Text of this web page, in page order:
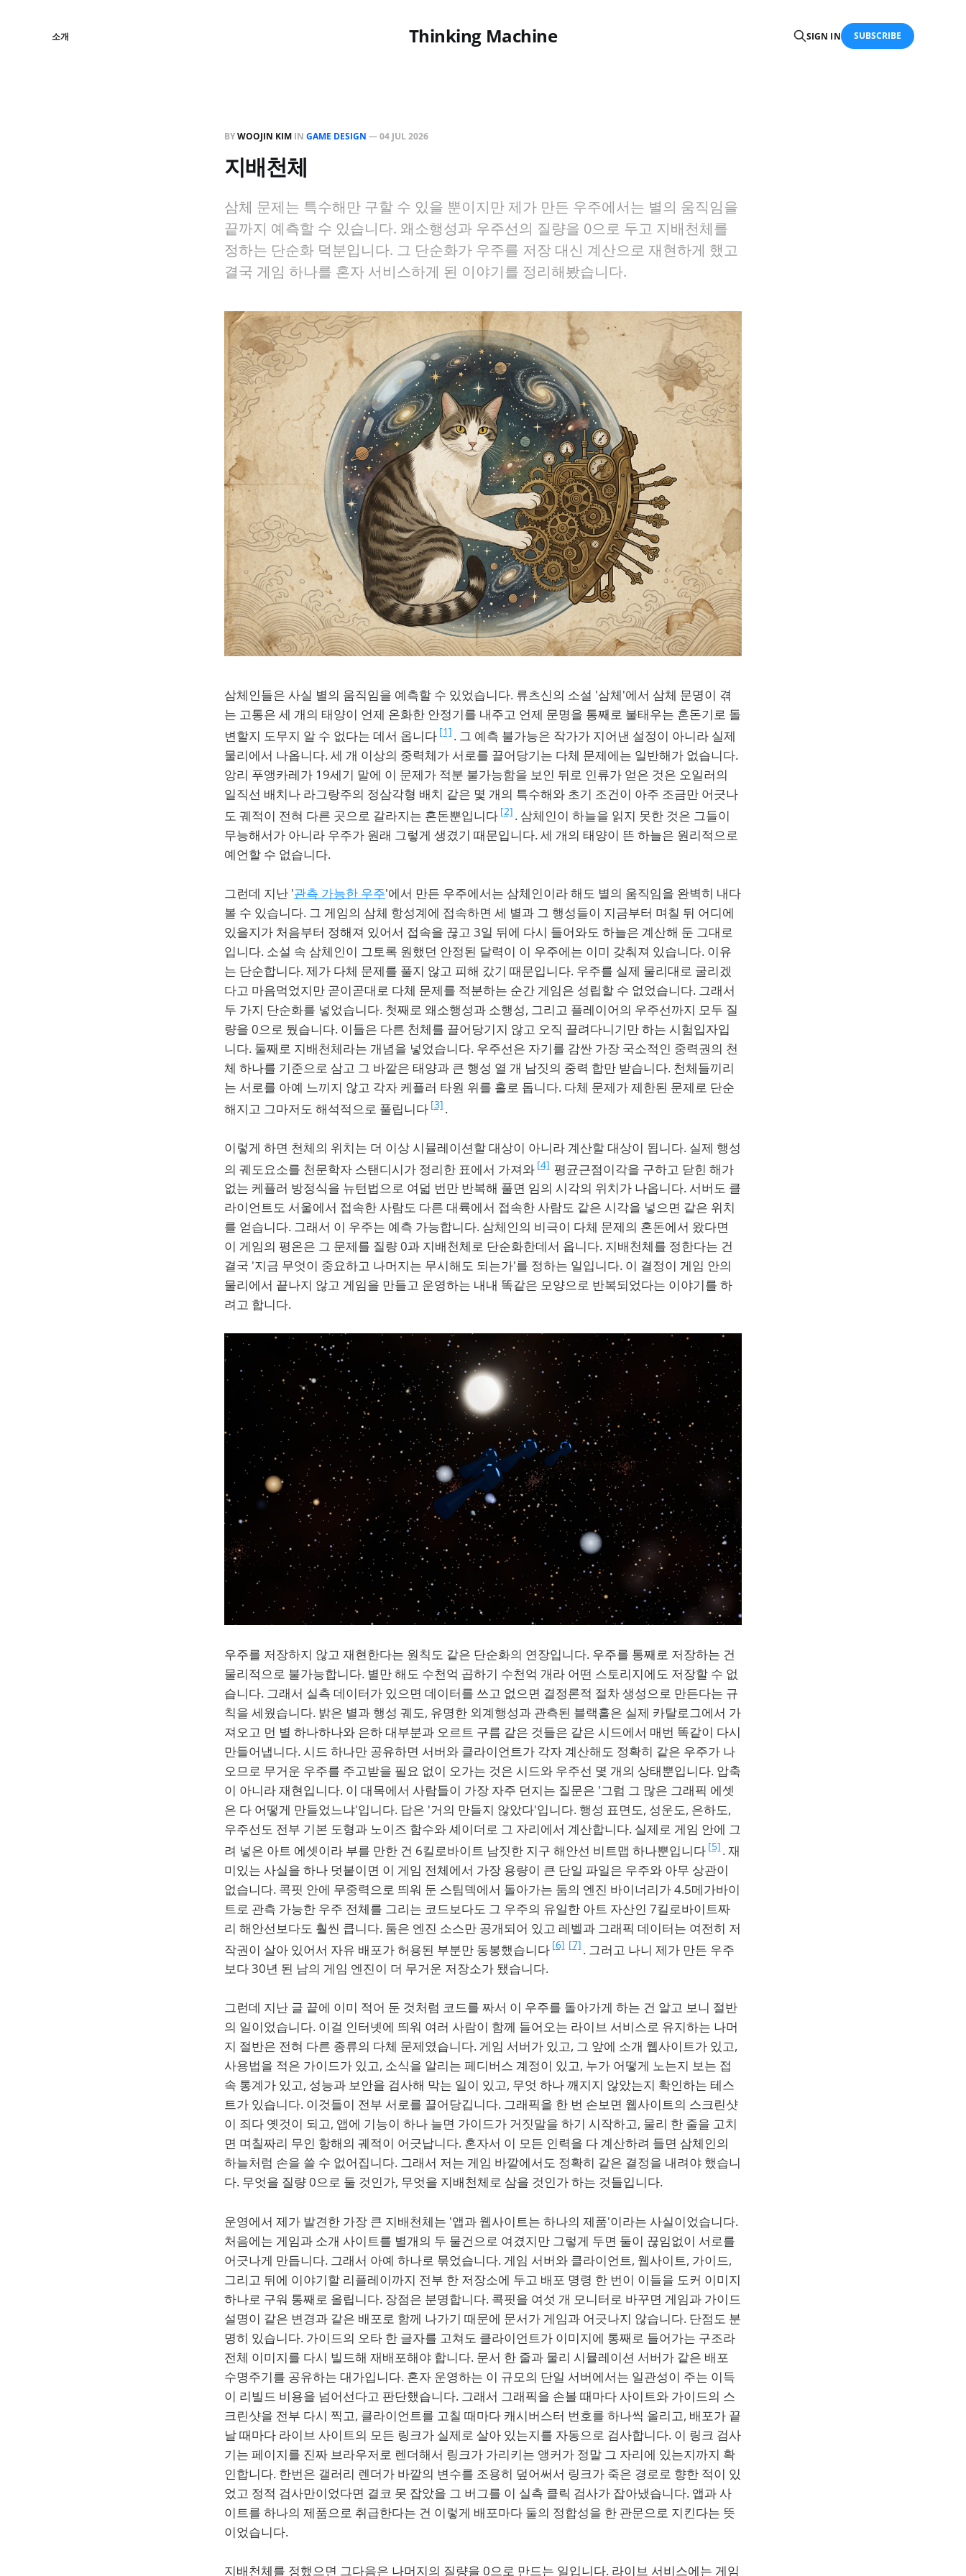
Thinking Machine
소개 SIGN IN SUBSCRIBE
BYWOOJIN KIM IN GAME DESIGN —04 JUL 2026
지배천체
삼체 문제는 특수해만 구할 수 있을 뿐이지만 제가 만든 우주에서는 별의 움직임을
끝까지 예측할 수 있습니다. 왜소행성과 우주선의 질량을 0으로 두고 지배천체를
정하는 단순화 덕분입니다. 그 단순화가 우주를 저장 대신 계산으로 재현하게 했고
결국 게임 하나를 혼자 서비스하게 된 이야기를 정리해봤습니다.
삼체인들은 사실 별의 움직임을 예측할 수 있었습니다. 류츠신의 소설 '삼체'에서 삼체 문명이 겪
는 고통은 세 개의 태양이 언제 온화한 안정기를 내주고 언제 문명을 통째로 불태우는 혼돈기로 돌
변할지 도무지 알 수 없다는 데서 옵니다 [1] . 그 예측 불가능은 작가가 지어낸 설정이 아니라 실제
물리에서 나옵니다. 세 개 이상의 중력체가 서로를 끌어당기는 다체 문제에는 일반해가 없습니다.
앙리 푸앵카레가 19세기 말에 이 문제가 적분 불가능함을 보인 뒤로 인류가 얻은 것은 오일러의
일직선 배치나 라그랑주의 정삼각형 배치 같은 몇 개의 특수해와 초기 조건이 아주 조금만 어긋나
도 궤적이 전혀 다른 곳으로 갈라지는 혼돈뿐입니다 [2] . 삼체인이 하늘을 읽지 못한 것은 그들이
무능해서가 아니라 우주가 원래 그렇게 생겼기 때문입니다. 세 개의 태양이 뜬 하늘은 원리적으로
예언할 수 없습니다.
그런데 지난 '관측 가능한 우주'에서 만든 우주에서는 삼체인이라 해도 별의 움직임을 완벽히 내다
볼 수 있습니다. 그 게임의 삼체 항성계에 접속하면 세 별과 그 행성들이 지금부터 며칠 뒤 어디에
있을지가 처음부터 정해져 있어서 접속을 끊고 3일 뒤에 다시 들어와도 하늘은 계산해 둔 그대로
입니다. 소설 속 삼체인이 그토록 원했던 안정된 달력이 이 우주에는 이미 갖춰져 있습니다. 이유
는 단순합니다. 제가 다체 문제를 풀지 않고 피해 갔기 때문입니다. 우주를 실제 물리대로 굴리겠
다고 마음먹었지만 곧이곧대로 다체 문제를 적분하는 순간 게임은 성립할 수 없었습니다. 그래서
두 가지 단순화를 넣었습니다. 첫째로 왜소행성과 소행성, 그리고 플레이어의 우주선까지 모두 질
량을 0으로 뒀습니다. 이들은 다른 천체를 끌어당기지 않고 오직 끌려다니기만 하는 시험입자입
니다. 둘째로 지배천체라는 개념을 넣었습니다. 우주선은 자기를 감싼 가장 국소적인 중력권의 천
체 하나를 기준으로 삼고 그 바깥은 태양과 큰 행성 열 개 남짓의 중력 합만 받습니다. 천체들끼리
는 서로를 아예 느끼지 않고 각자 케플러 타원 위를 홀로 돕니다. 다체 문제가 제한된 문제로 단순
해지고 그마저도 해석적으로 풀립니다 [3] .
이렇게 하면 천체의 위치는 더 이상 시뮬레이션할 대상이 아니라 계산할 대상이 됩니다. 실제 행성
의 궤도요소를 천문학자 스탠디시가 정리한 표에서 가져와 [4] 평균근점이각을 구하고 닫힌 해가
없는 케플러 방정식을 뉴턴법으로 여덟 번만 반복해 풀면 임의 시각의 위치가 나옵니다. 서버도 클
라이언트도 서울에서 접속한 사람도 다른 대륙에서 접속한 사람도 같은 시각을 넣으면 같은 위치
를 얻습니다. 그래서 이 우주는 예측 가능합니다. 삼체인의 비극이 다체 문제의 혼돈에서 왔다면
이 게임의 평온은 그 문제를 질량 0과 지배천체로 단순화한데서 옵니다. 지배천체를 정한다는 건
결국 '지금 무엇이 중요하고 나머지는 무시해도 되는가'를 정하는 일입니다. 이 결정이 게임 안의
물리에서 끝나지 않고 게임을 만들고 운영하는 내내 똑같은 모양으로 반복되었다는 이야기를 하
려고 합니다.
우주를 저장하지 않고 재현한다는 원칙도 같은 단순화의 연장입니다. 우주를 통째로 저장하는 건
물리적으로 불가능합니다. 별만 해도 수천억 곱하기 수천억 개라 어떤 스토리지에도 저장할 수 없
습니다. 그래서 실측 데이터가 있으면 데이터를 쓰고 없으면 결정론적 절차 생성으로 만든다는 규
칙을 세웠습니다. 밝은 별과 행성 궤도, 유명한 외계행성과 관측된 블랙홀은 실제 카탈로그에서 가
져오고 먼 별 하나하나와 은하 대부분과 오르트 구름 같은 것들은 같은 시드에서 매번 똑같이 다시
만들어냅니다. 시드 하나만 공유하면 서버와 클라이언트가 각자 계산해도 정확히 같은 우주가 나
오므로 무거운 우주를 주고받을 필요 없이 오가는 것은 시드와 우주선 몇 개의 상태뿐입니다. 압축
이 아니라 재현입니다. 이 대목에서 사람들이 가장 자주 던지는 질문은 '그럼 그 많은 그래픽 에셋
은 다 어떻게 만들었느냐'입니다. 답은 '거의 만들지 않았다'입니다. 행성 표면도, 성운도, 은하도,
우주선도 전부 기본 도형과 노이즈 함수와 셰이더로 그 자리에서 계산합니다. 실제로 게임 안에 그
려 넣은 아트 에셋이라 부를 만한 건 6킬로바이트 남짓한 지구 해안선 비트맵 하나뿐입니다 [5] . 재
미있는 사실을 하나 덧붙이면 이 게임 전체에서 가장 용량이 큰 단일 파일은 우주와 아무 상관이
없습니다. 콕핏 안에 무중력으로 띄워 둔 스팀덱에서 돌아가는 둠의 엔진 바이너리가 4.5메가바이
트로 관측 가능한 우주 전체를 그리는 코드보다도 그 우주의 유일한 아트 자산인 7킬로바이트짜
리 해안선보다도 훨씬 큽니다. 둠은 엔진 소스만 공개되어 있고 레벨과 그래픽 데이터는 여전히 저
작권이 살아 있어서 자유 배포가 허용된 부분만 동봉했습니다 [6] [7] . 그러고 나니 제가 만든 우주
보다 30년 된 남의 게임 엔진이 더 무거운 저장소가 됐습니다.
그런데 지난 글 끝에 이미 적어 둔 것처럼 코드를 짜서 이 우주를 돌아가게 하는 건 알고 보니 절반
의 일이었습니다. 이걸 인터넷에 띄워 여러 사람이 함께 들어오는 라이브 서비스로 유지하는 나머
지 절반은 전혀 다른 종류의 다체 문제였습니다. 게임 서버가 있고, 그 앞에 소개 웹사이트가 있고,
사용법을 적은 가이드가 있고, 소식을 알리는 페디버스 계정이 있고, 누가 어떻게 노는지 보는 접
속 통계가 있고, 성능과 보안을 검사해 막는 일이 있고, 무엇 하나 깨지지 않았는지 확인하는 테스
트가 있습니다. 이것들이 전부 서로를 끌어당깁니다. 그래픽을 한 번 손보면 웹사이트의 스크린샷
이 죄다 옛것이 되고, 앱에 기능이 하나 늘면 가이드가 거짓말을 하기 시작하고, 물리 한 줄을 고치
면 며칠짜리 무인 항해의 궤적이 어긋납니다. 혼자서 이 모든 인력을 다 계산하려 들면 삼체인의
하늘처럼 손을 쓸 수 없어집니다. 그래서 저는 게임 바깥에서도 정확히 같은 결정을 내려야 했습니
다. 무엇을 질량 0으로 둘 것인가, 무엇을 지배천체로 삼을 것인가 하는 것들입니다.
운영에서 제가 발견한 가장 큰 지배천체는 '앱과 웹사이트는 하나의 제품'이라는 사실이었습니다.
처음에는 게임과 소개 사이트를 별개의 두 물건으로 여겼지만 그렇게 두면 둘이 끊임없이 서로를
어긋나게 만듭니다. 그래서 아예 하나로 묶었습니다. 게임 서버와 클라이언트, 웹사이트, 가이드,
그리고 뒤에 이야기할 리플레이까지 전부 한 저장소에 두고 배포 명령 한 번이 이들을 도커 이미지
하나로 구워 통째로 올립니다. 장점은 분명합니다. 콕핏을 여섯 개 모니터로 바꾸면 게임과 가이드
설명이 같은 변경과 같은 배포로 함께 나가기 때문에 문서가 게임과 어긋나지 않습니다. 단점도 분
명히 있습니다. 가이드의 오타 한 글자를 고쳐도 클라이언트가 이미지에 통째로 들어가는 구조라
전체 이미지를 다시 빌드해 재배포해야 합니다. 문서 한 줄과 물리 시뮬레이션 서버가 같은 배포
수명주기를 공유하는 대가입니다. 혼자 운영하는 이 규모의 단일 서버에서는 일관성이 주는 이득
이 리빌드 비용을 넘어선다고 판단했습니다. 그래서 그래픽을 손볼 때마다 사이트와 가이드의 스
크린샷을 전부 다시 찍고, 클라이언트를 고칠 때마다 캐시버스터 번호를 하나씩 올리고, 배포가 끝
날 때마다 라이브 사이트의 모든 링크가 실제로 살아 있는지를 자동으로 검사합니다. 이 링크 검사
기는 페이지를 진짜 브라우저로 렌더해서 링크가 가리키는 앵커가 정말 그 자리에 있는지까지 확
인합니다. 한번은 갤러리 렌더가 바깥의 변수를 조용히 덮어써서 링크가 죽은 경로로 향한 적이 있
었고 정적 검사만이었다면 결코 못 잡았을 그 버그를 이 실측 클릭 검사가 잡아냈습니다. 앱과 사
이트를 하나의 제품으로 취급한다는 건 이렇게 배포마다 둘의 정합성을 한 관문으로 지킨다는 뜻
이었습니다.
지배천체를 정했으면 그다음은 나머지의 질량을 0으로 만드는 일입니다. 라이브 서비스에는 게임